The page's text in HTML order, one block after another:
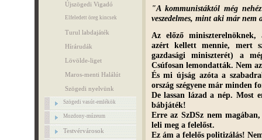
Újszögedi Vigadó
Elfeledett öreg kincsek
Turul labdajáték
Hírárudák
Lövölde-liget
Maros-menti Halálút
Szögedi nyelvünk
Szögedi vasút-emlékök
Mozdony-múzeum
Testvérvárosok
"A kommunistáktól még
veszedelmes, mint aki már nem
Az előző
azért kellett mennie, mert
gazdasági miniszterét) a
Csúfosan lemondatták. Nem
És mi újság azóta a
ország szégyene már minden
De lassan lázad a nép. Most
bábjáték!
Erre az SzDSz nem
leli meg a felelőst.
Ez ám a felelős politizálás!